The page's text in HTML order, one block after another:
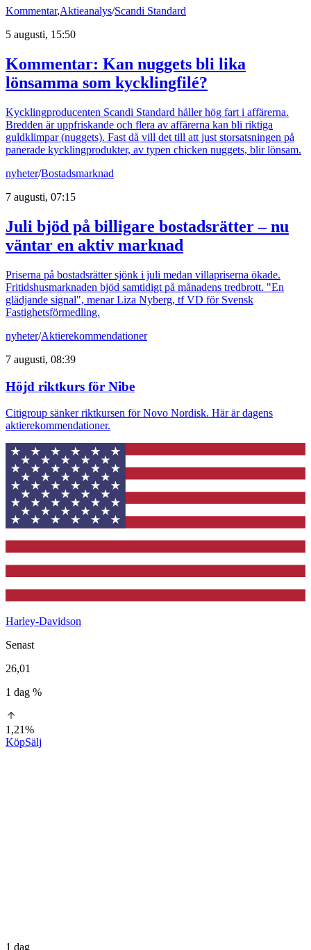
Kommentar,Aktieanalys/Scandi Standard
5 augusti, 15:50
Kommentar: Kan nuggets bli lika
lönsamma som kycklingfilé?
Kycklingproducenten Scandi Standard håller hög fart i affärerna.
Bredden är uppfriskande och flera av affärerna kan bli riktiga
guldklimpar (nuggets). Fast då vill det till att just storsatsningen på
panerade kycklingprodukter, av typen chicken nuggets, blir lönsam.
nyheter/Bostadsmarknad
7 augusti, 07:15
Juli bjöd på billigare bostadsrätter – nu
väntar en aktiv marknad
Priserna på bostadsrätter sjönk i juli medan villapriserna ökade.
Fritidshusmarknaden bjöd samtidigt på månadens tredbrott. "En
glädjande signal", menar Liza Nyberg, tf VD för Svensk
Fastighetsförmedling.
nyheter/Aktierekommendationer
7 augusti, 08:39
Höjd riktkurs för Nibe
Citigroup sänker riktkursen för Novo Nordisk. Här är dagens
aktierekommendationer.
Harley-Davidson
Senast
26,01
1 dag %
1,21%
KöpSälj
1 dag